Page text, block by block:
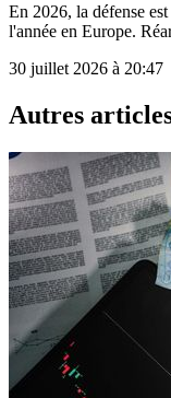
En 2026, la défense
l'année en Europe.
30 juillet 2026 à 20:47
Autres